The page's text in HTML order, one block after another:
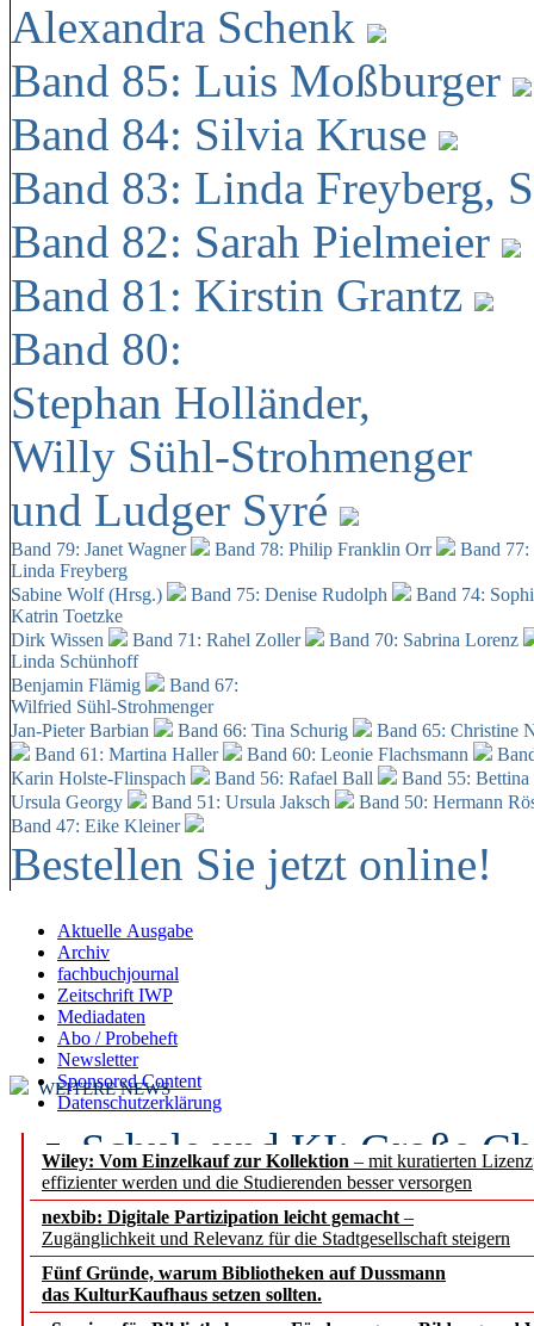
Alexandra Schenk
Band 85: Luis Moßburger
Band 84: Silvia Kruse
Band 83: Linda Freyberg,
Band 82: Sarah Pielmeier
Band 81: Kirstin Grantz
Band 80:
Stephan Holländer,
Willy Sühl-Strohmenger
und Ludger Syré
Band 79: Janet Wagner Band 78: Philip Franklin Orr
Band
Linda Freyberg
Sabine Wolf (Hrsg.)
Band 75: Denise Rudolph
Band 74:
Katrin Toetzke
Dirk Wissen
Band 71: Rahel Zoller
Band 70: Sabrina Lorenz
Linda Schünhoff
Benjamin Flämig
Band 67:
Wilfried Sühl-Strohmenger
Jan-Pieter Barbian
Band 66: Tina Schurig
Band 65: Christine
Band 61: Martina Haller
Band 60: Leonie Flachsmann
Karin Holste-Flinspach
Band 56: Rafael Ball
Band 55:
Ursula Georgy
Band 51: Ursula Jaksch Band 50: Hermann
Band 47: Eike Kleiner
Bestellen Sie jetzt online!
Aktuelle Ausgabe
Archiv
fachbuchjournal
Zeitschrift IWP
Mediadaten
Abo / Probeheft
Newsletter
Sponsored Content
Datenschutzerklärung
Wiley: Vom Einzelkauf zur Kollektion – mit kuratierten
effizienter werden und die Studierenden besser versorgen
nexbib: Digitale Partizipation leicht gemacht –
Zugänglichkeit und Relevanz für die Stadtgesellschaft steigern
Fünf Gründe, warum Bibliotheken auf Dussmann
das KulturKaufhaus setzen sollten.
WEITERE NEWS
Schule und KI: Große
Voraussetzungen
Erfolgreiches erstes
Segment Research –